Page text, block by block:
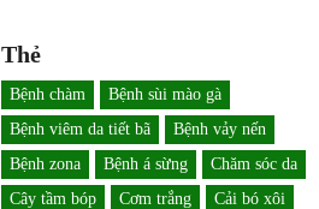
Thẻ
Bệnh chàm
Bệnh sùi mào gà
Bệnh viêm da tiết bã
Bệnh vảy nến
Bệnh zona
Bệnh á sừng
Chăm sóc da
Cây tầm bóp
Cơm trắng
Cải bó xôi